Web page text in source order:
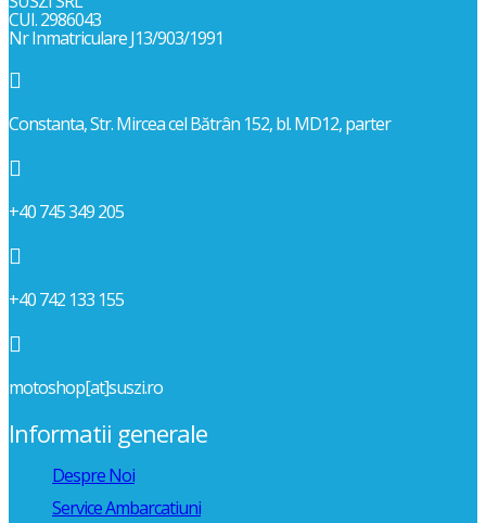
CUI. 2986043
Nr Inmatriculare J13/903/1991

Constanta, Str. Mircea cel Bătrân 152, bl. MD12, parter

+40 745 349 205

+40 742 133 155

motoshop[at]suszi.ro
Informatii generale
Despre Noi
Service Ambarcatiuni